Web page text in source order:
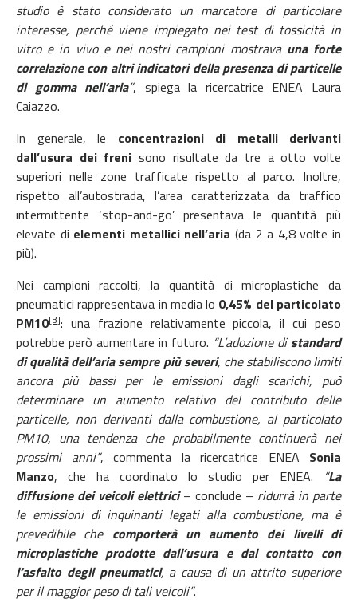
studio è stato considerato un marcatore di particolare
interesse, perché viene impiegato nei test di tossicità in
vitro e in vivo e nei nostri campioni mostrava una forte
correlazione con altri indicatori della presenza di particelle
di gomma nell’aria”, spiega la ricercatrice ENEA Laura
Caiazzo.
In generale, le concentrazioni di metalli derivanti
dall’usura dei freni sono risultate da tre a otto volte
superiori nelle zone trafficate rispetto al parco. Inoltre,
rispetto all’autostrada, l’area caratterizzata da traffico
intermittente ‘stop-and-go’ presentava le quantità più
elevate di elementi metallici nell’aria (da 2 a 4,8 volte in
più).
Nei campioni raccolti, la quantità di microplastiche da
pneumatici rappresentava in media lo 0,45% del particolato
PM10[3]: una frazione relativamente piccola, il cui peso
potrebbe però aumentare in futuro. “L’adozione distandard
di qualità dell’aria sempre più severi, che stabiliscono limiti
ancora più bassi per le emissioni dagli scarichi, può
determinare un aumento relativo del contributo delle
particelle, non derivanti dalla combustione, al particolato
PM10, una tendenza che probabilmente continuerà nei
prossimi anni”, commenta la ricercatrice ENEA Sonia
Manzo, che ha coordinato lo studio per ENEA. “La
diffusione dei veicoli elettrici– conclude – ridurrà in parte
le emissioni di inquinanti legati alla combustione, ma è
prevedibile che comporterà un aumento dei livelli di
microplastiche prodotte dall’usura e dal contatto con
l’asfalto degli pneumatici, a causa di un attrito superiore
per il maggior peso di tali veicoli”.